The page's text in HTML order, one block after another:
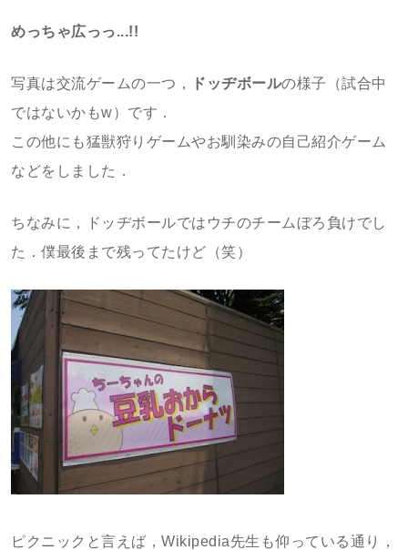
めっちゃ広っっ...!!
写真は交流ゲームの一つ， ドッヂボールの様子（試合中
ではないかもw）です．
この他にも猛獣狩りゲームやお馴染みの自己紹介ゲーム
などをしました．
ちなみに，ドッヂボールではウチのチームぼろ負けでし
た．僕最後まで残ってたけど（笑）
ピクニックと言えば，Wikipedia先生も仰っている通り，